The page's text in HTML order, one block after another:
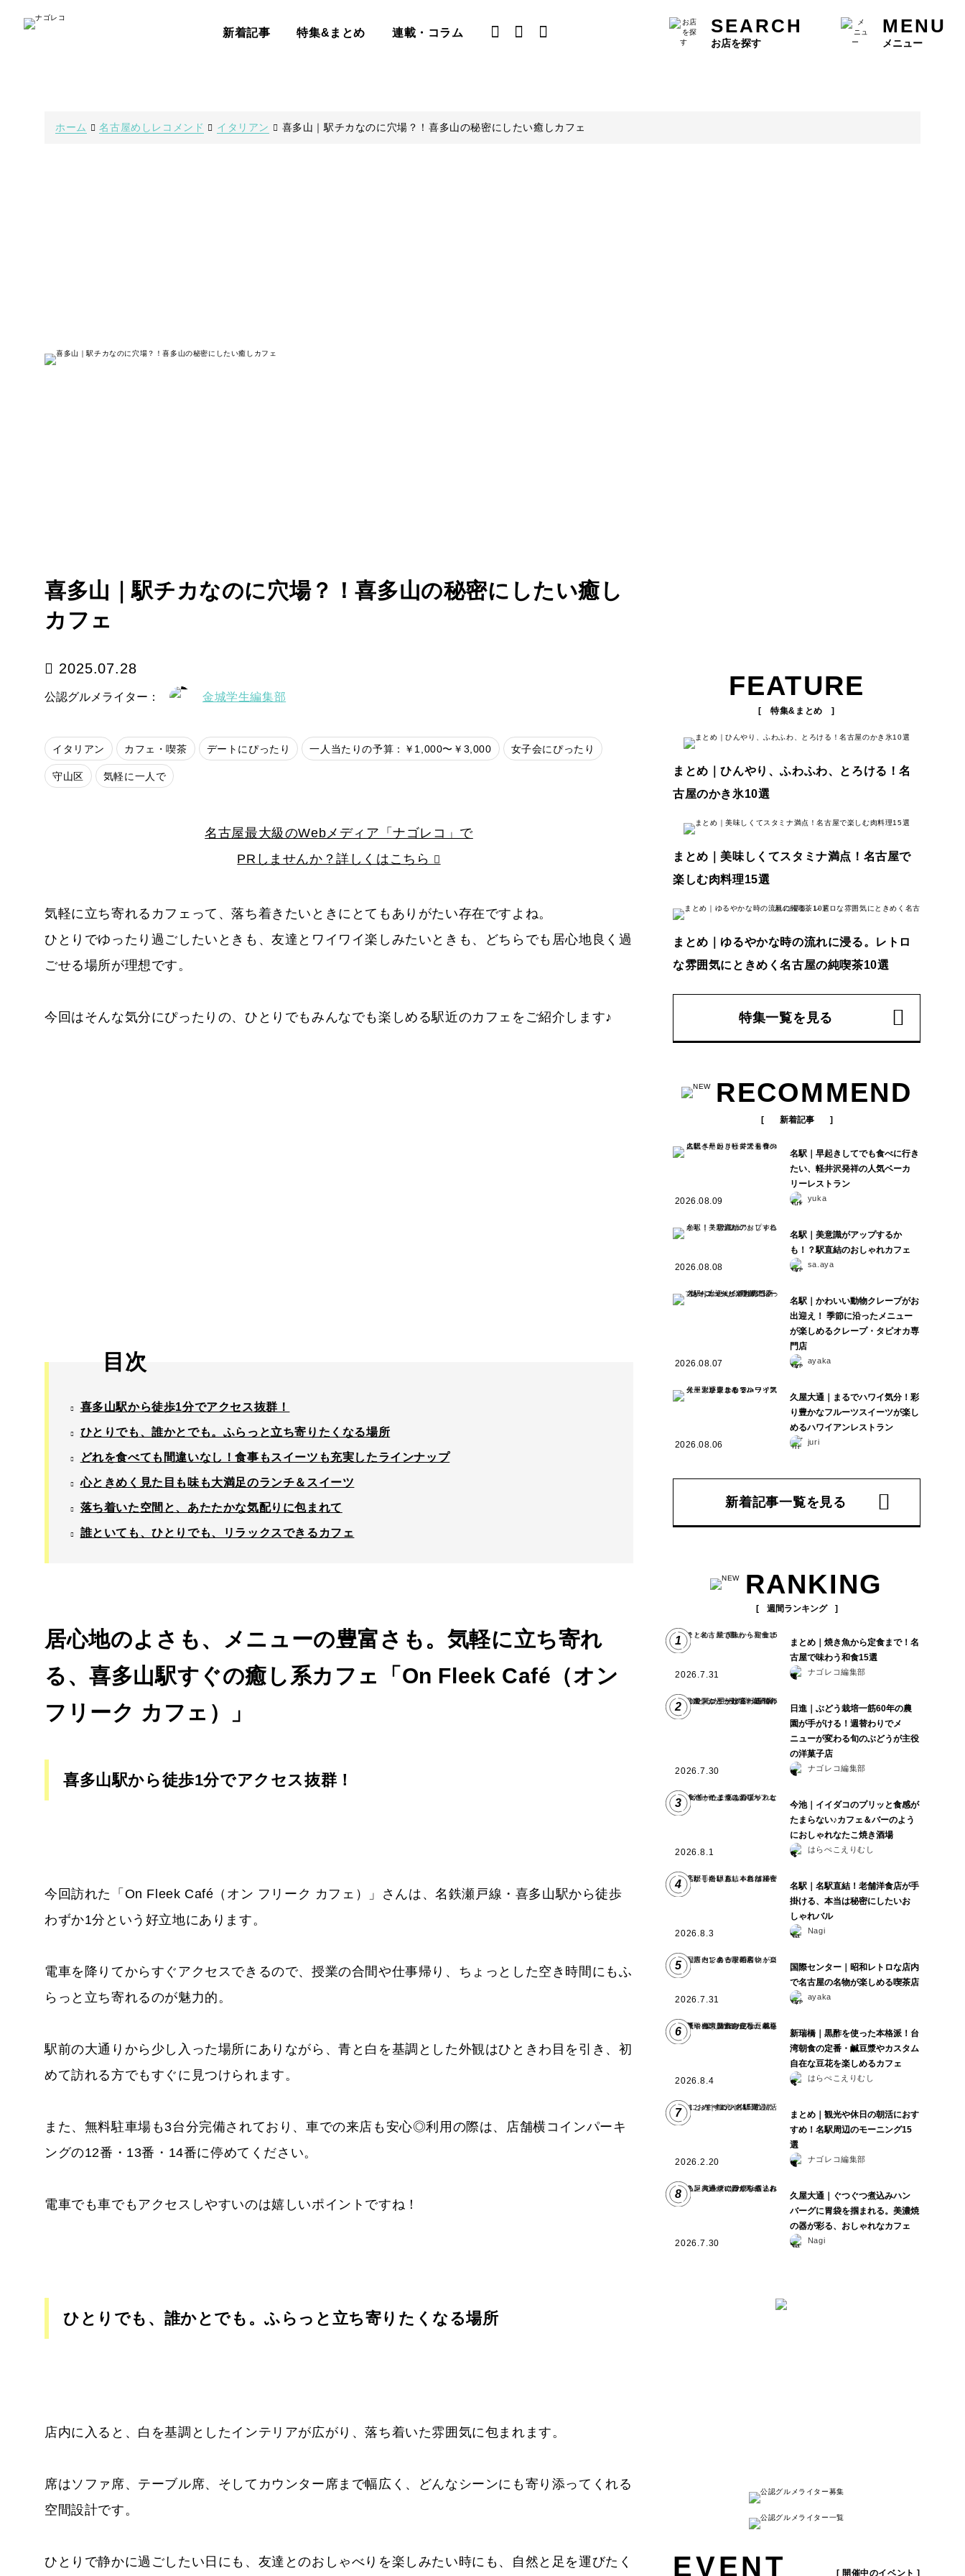
新着記事 特集&まとめ 連載・コラム SEARCH
お店を探す
MENU
メニュー
ホーム 名古屋めしレコメンド イタリアン 喜多山｜駅チカなのに穴場？！喜多山の秘密にしたい癒しカフェ
喜多山｜駅チカなのに穴場？！喜多山の秘密にしたい癒し
カフェ
2025.07.28
公認グルメライター： 金城学生編集部
イタリアン カフェ・喫茶 デートにぴったり 一人当たりの予算：￥1,000〜￥3,000 女子会にぴったり
守山区 気軽に一人で
名古屋最大級のWebメディア「ナゴレコ」で
PRしませんか？詳しくはこちら
気軽に立ち寄れるカフェって、落ち着きたいときにとてもありがたい存在ですよね。
ひとりでゆったり過ごしたいときも、友達とワイワイ楽しみたいときも、どちらでも居心地良く過
ごせる場所が理想です。
今回はそんな気分にぴったりの、ひとりでもみんなでも楽しめる駅近のカフェをご紹介します♪
目次
喜多山駅から徒歩1分でアクセス抜群！
ひとりでも、誰かとでも。ふらっと立ち寄りたくなる場所
どれを食べても間違いなし！食事もスイーツも充実したラインナップ
心ときめく見た目も味も大満足のランチ＆スイーツ
落ち着いた空間と、あたたかな気配りに包まれて
誰といても、ひとりでも、リラックスできるカフェ
居心地のよさも、メニューの豊富さも。気軽に立ち寄れ
る、喜多山駅すぐの癒し系カフェ「On Fleek Café（オン
フリーク カフェ）」
喜多山駅から徒歩1分でアクセス抜群！
今回訪れた「On Fleek Café（オン フリーク カフェ）」さんは、名鉄瀬戸線・喜多山駅から徒歩
わずか1分という好立地にあります。
電車を降りてからすぐアクセスできるので、授業の合間や仕事帰り、ちょっとした空き時間にもふ
らっと立ち寄れるのが魅力的。
駅前の大通りから少し入った場所にありながら、青と白を基調とした外観はひときわ目を引き、初
めて訪れる方でもすぐに見つけられます。
また、無料駐車場も3台分完備されており、車での来店も安心◎利用の際は、店舗横コインパーキ
ングの12番・13番・14番に停めてください。
電車でも車でもアクセスしやすいのは嬉しいポイントですね！
ひとりでも、誰かとでも。ふらっと立ち寄りたくなる場所
店内に入ると、白を基調としたインテリアが広がり、落ち着いた雰囲気に包まれます。
席はソファ席、テーブル席、そしてカウンター席まで幅広く、どんなシーンにも寄り添ってくれる
空間設計です。
ひとりで静かに過ごしたい日にも、友達とのおしゃべりを楽しみたい時にも、自然と足を運びたく
FEATURE
[ 特集&まとめ ]
まとめ｜ひんやり、ふわふわ、とろける！名
古屋のかき氷10選
まとめ｜美味しくてスタミナ満点！名古屋で
楽しむ肉料理15選
まとめ｜ゆるやかな時の流れに浸る。レトロ
な雰囲気にときめく名古屋の純喫茶10選
特集一覧を見る
RECOMMEND
新着記事
2026.08.09
名駅｜早起きしてでも食べに行き
たい、軽井沢発祥の人気ベーカ
リーレストラン
yuka
2026.08.08
名駅｜美意識がアップするか
も！？駅直結のおしゃれカフェ
sa.aya
2026.08.07
名駅｜かわいい動物クレープがお
出迎え！ 季節に沿ったメニュー
が楽しめるクレープ・タピオカ専
門店
ayaka
2026.08.06
久屋大通｜まるでハワイ気分！彩
り豊かなフルーツスイーツが楽し
めるハワイアンレストラン
juri
新着記事一覧を見る
RANKING
週間ランキング
1
2026.7.31
まとめ｜焼き魚から定食まで！名
古屋で味わう和食15選
ナゴレコ編集部
2
2026.7.30
日進｜ぶどう栽培一筋60年の農
園が手がける！週替わりでメ
ニューが変わる旬のぶどうが主役
の洋菓子店
ナゴレコ編集部
3
2026.8.1
今池｜イイダコのプリッと食感が
たまらない♪カフェ＆バーのよう
におしゃれなたこ焼き酒場
はらぺこえりむし
4
2026.8.3
名駅｜名駅直結！老舗洋食店が手
掛ける、本当は秘密にしたいお
しゃれバル
Nagi
5
2026.7.31
国際センター｜昭和レトロな店内
で名古屋の名物が楽しめる喫茶店
ayaka
6
2026.8.4
新瑞橋｜黒酢を使った本格派！台
湾朝食の定番・鹹豆漿やカスタム
自在な豆花を楽しめるカフェ
はらぺこえりむし
7
2026.2.20
まとめ｜観光や休日の朝活におす
すめ！名駅周辺のモーニング15
選
ナゴレコ編集部
8
2026.7.30
久屋大通｜ぐつぐつ煮込みハン
バーグに胃袋を掴まれる。美濃焼
の器が彩る、おしゃれなカフェ
Nagi
EVENT [ 開催中のイベント ]